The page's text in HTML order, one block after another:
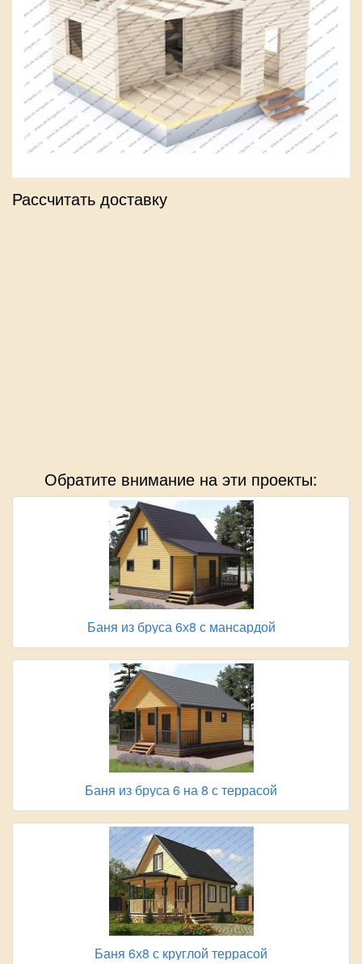
Рассчитать доставку
Обратите внимание на эти проекты:
Баня из бруса 6х8 с мансардой
Баня из бруса 6 на 8 с террасой
Баня 6х8 с круглой террасой